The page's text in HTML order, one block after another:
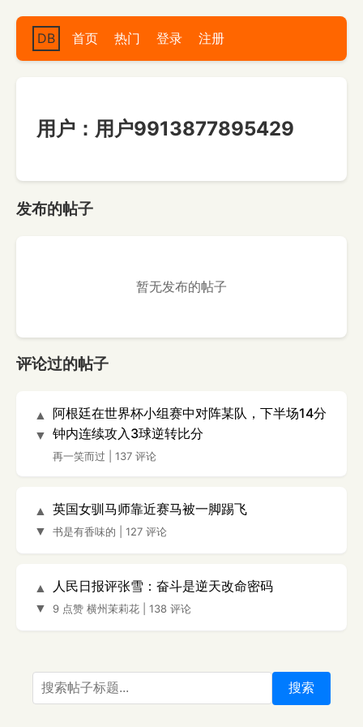
DB 首页 热门 登录 注册
用户：用户9913877895429
发布的帖子
暂无发布的帖子
评论过的帖子
▲
▼
阿根廷在世界杯小组赛中对阵某队，下半场14分
钟内连续攻入3球逆转比分
再一笑而过 137 评论
▲
▼
英国女驯马师靠近赛马被一脚踢飞
书是有香味的 127 评论
▲
▼
人民日报评张雪：奋斗是逆天改命密码
9 点赞 横州茉莉花 138 评论
搜索